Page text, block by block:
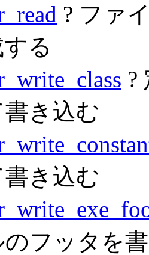
? ファ
る
?
書き込む
書き込む
フッタを